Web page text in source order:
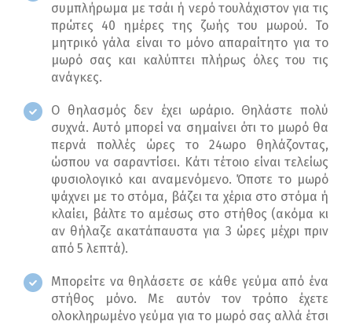
συμπλήρωμα με τσάι ή νερό τουλάχιστον για τις
πρώτες 40 ημέρες της ζωής του μωρού. Το
μητρικό γάλα είναι το μόνο απαραίτητο για το
μωρό σας και καλύπτει πλήρως όλες του τις
ανάγκες.
Ο θηλασμός δεν έχει ωράριο. Θηλάστε πολύ
συχνά. Αυτό μπορεί να σημαίνει ότι το μωρό θα
περνά πολλές ώρες το 24ωρο θηλάζοντας,
ώσπου να σαραντίσει. Κάτι τέτοιο είναι τελείως
φυσιολογικό και αναμενόμενο. Όποτε το μωρό
ψάχνει με το στόμα, βάζει τα χέρια στο στόμα ή
κλαίει, βάλτε το αμέσως στο στήθος (ακόμα κι
αν θήλαζε ακατάπαυστα για 3 ώρες μέχρι πριν
από 5 λεπτά).
Μπορείτε να θηλάσετε σε κάθε γεύμα από ένα
στήθος μόνο. Με αυτόν τον τρόπο έχετε
ολοκληρωμένο γεύμα για το μωρό σας αλλά έτσι